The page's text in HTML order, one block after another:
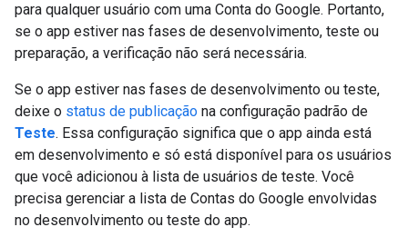
para qualquer usuário com uma Conta do Google. Portanto,
se o app estiver nas fases de desenvolvimento, teste ou
preparação, a verificação não será necessária.
Se o app estiver nas fases de desenvolvimento ou teste,
deixe o status de publicação na configuração padrão de
Teste. Essa configuração significa que o app ainda está
em desenvolvimento e só está disponível para os usuários
que você adicionou à lista de usuários de teste. Você
precisa gerenciar a lista de Contas do Google envolvidas
no desenvolvimento ou teste do app.